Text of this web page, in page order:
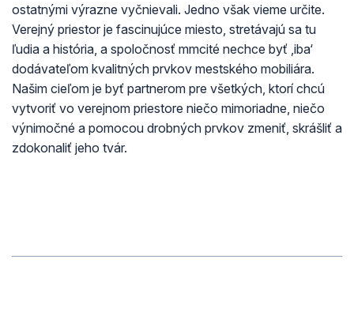
ostatnými výrazne vyčnievali. Jedno však vieme určite.
Verejný priestor je fascinujúce miesto, stretávajú sa tu
ľudia a história, a spoločnosť mmcité nechce byť ‚iba‘
dodávateľom kvalitných prvkov mestského mobiliára.
Našim cieľom je byť partnerom pre všetkých, ktorí chcú
vytvoriť vo verejnom priestore niečo mimoriadne, niečo
výnimočné a pomocou drobných prvkov zmeniť, skrášliť a
zdokonaliť jeho tvár.